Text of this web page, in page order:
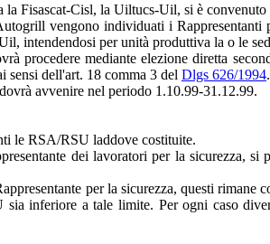
Fisascat-Cisl, la Uiltucs-Uil, si è
vengono individuati i
intendendosi per unità produttiva la o le
procedere mediante elezione diretta
dell'art. 18 comma 3 del Dlgs 626/1994.
avvenire nel periodo 1.10.99-31.12.99.
le RSA/RSU laddove costituite.
dei lavoratori per la sicurezza,
per la sicurezza, questi
inferiore a tale limite. Per ogni caso